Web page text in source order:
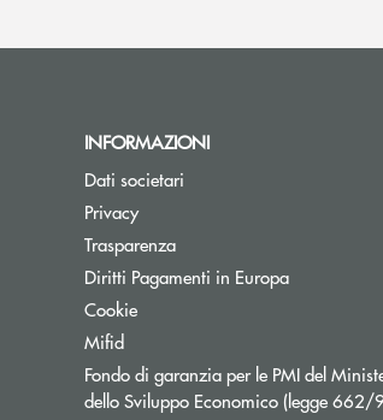
INFORMAZIONI
Dati societari
Privacy
Trasparenza
Diritti Pagamenti in EuropaApre una
Cookie
Mifid
Fondo di garanzia per le PMI del
dello Sviluppo Economico (legge 662/